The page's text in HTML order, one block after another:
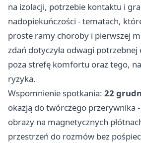
na izolacji, potrzebie kontaktu i
nadopiekuńczości - tematach,
proste ramy choroby i pierwszej
zdań dotyczyła odwagi potrzebnej
poza strefę komfortu oraz tego,
ryzyka.
Wspomnienie spotkania: 22
okazją do twórczego przerywnika
obrazy na magnetycznych
przestrzeń do rozmów bez